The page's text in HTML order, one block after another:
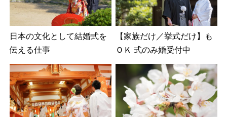
日本の文化として結婚式を
伝える仕事
【家族だけ／挙式だけ】も
ＯＫ 式のみ婚受付中